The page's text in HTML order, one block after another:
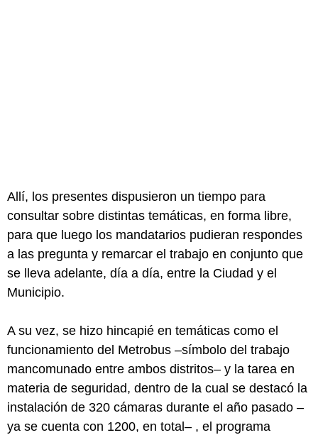
Allí, los presentes dispusieron un tiempo para
consultar sobre distintas temáticas, en forma libre,
para que luego los mandatarios pudieran respondes
a las pregunta y remarcar el trabajo en conjunto que
se lleva adelante, día a día, entre la Ciudad y el
Municipio.
A su vez, se hizo hincapié en temáticas como el
funcionamiento del Metrobus –símbolo del trabajo
mancomunado entre ambos distritos– y la tarea en
materia de seguridad, dentro de la cual se destacó la
instalación de 320 cámaras durante el año pasado –
ya se cuenta con 1200, en total– , el programa